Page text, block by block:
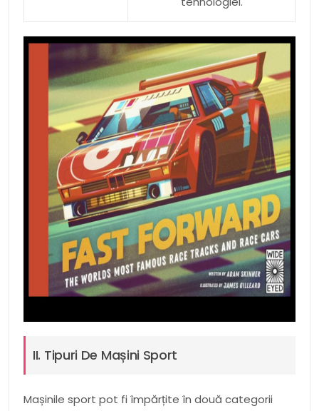
II. Tipuri De Mașini Sport
Mașinile sport pot fi împărțite în două categorii